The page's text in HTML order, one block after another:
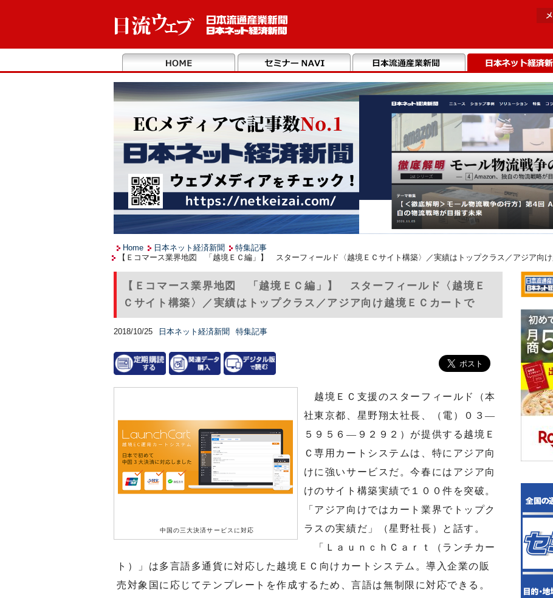
Home 日本ネット経済新聞
特集記事
【Ｅコマース業界地図 「越境ＥＣ編」】 スターフィールド〈越境ＥＣサイト構築〉／実績はトップクラス／アジア向
【Ｅコマース業界地図 「越境ＥＣ編」】 スターフィールド〈越境Ｅ
Ｃサイト構築〉／実績はトップクラス／アジア向け越境ＥＣカートで
2018/10/25 日本ネット経済新聞 特集記事
中国の三大決済サービスに対応
越境ＥＣ支援のスターフィールド（本
社東京都、星野翔太社長、（電）０３—
５９５６—９２９２）が提供する越境Ｅ
Ｃ専用カートシステムは、特にアジア向
けに強いサービスだ。今春にはアジア向
けのサイト構築実績で１００件を突破。
「アジア向けではカート業界でトップク
ラスの実績だ」（星野社長）と話す。
「ＬａｕｎｃｈＣａｒｔ（ランチカー
ト）」は多言語多通貨に対応した越境ＥＣ向けカートシステム。導入企業の販
売対象国に応じてテンプレートを作成するため、言語は無制限に対応できる。